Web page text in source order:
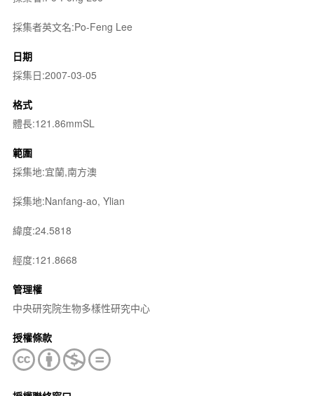
採集者英文名:Po-Feng Lee
日期
採集日:2007-03-05
格式
體長:121.86mmSL
範圍
採集地:宜蘭,南方澳
採集地:Nanfang-ao, Ylian
緯度:24.5818
經度:121.8668
管理權
中央研究院生物多樣性研究中心
授權條款